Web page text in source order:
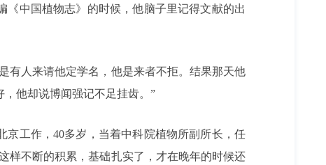
《中国植物志》的时候，他脑子里记得文献的出
有人来请他定学名，他是来者不拒。结果那天他
他却说博闻强记不足挂齿。”
京工作，40多岁，当着中科院植物所副所长，任
样不断的积累，基础扎实了，才在晚年的时候还